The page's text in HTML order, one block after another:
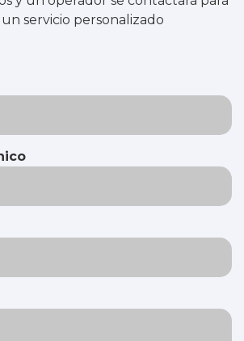
servicio personalizado